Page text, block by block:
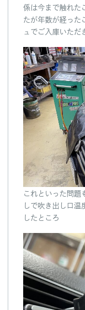
係は今まで触れた
たが年数が経った
ュでご入庫いただ
これといった問題
しで吹き出し口
したところ